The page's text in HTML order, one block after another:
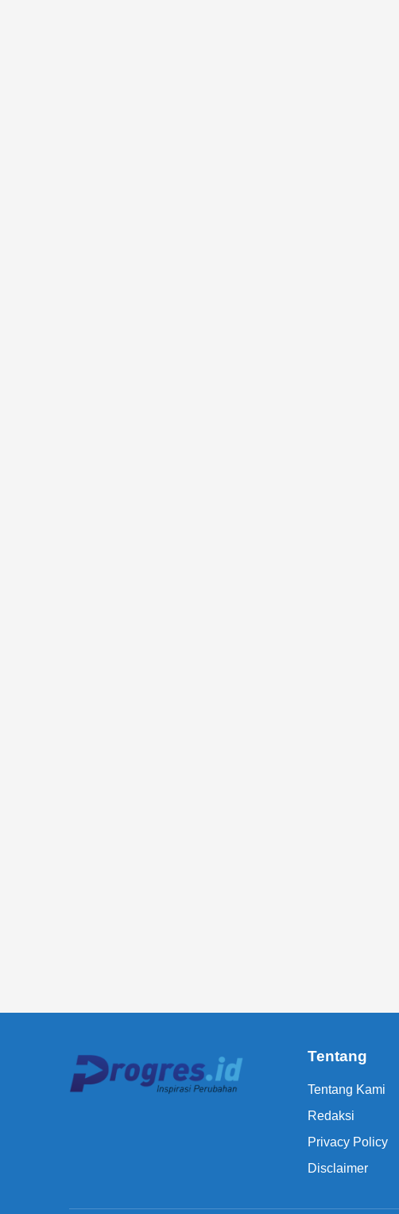
Tentang
Tentang Kami
Redaksi
Privacy Policy
Disclaimer